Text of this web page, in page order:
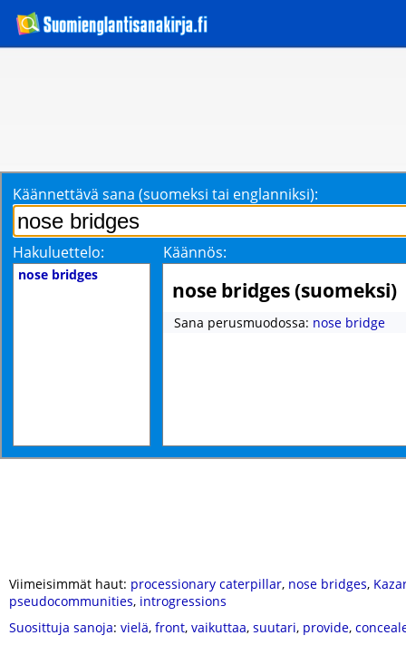
Käännettävä sana (suomeksi tai englanniksi):
Hakuluettelo: Käännös:
nose bridges
nose bridges (suomeksi)
Sana perusmuodossa: nose bridge
Viimeisimmät haut: processionary caterpillar, nose bridges,
pseudocommunities, introgressions
Suosittuja sanoja: vielä, front, vaikuttaa, suutari, provide,